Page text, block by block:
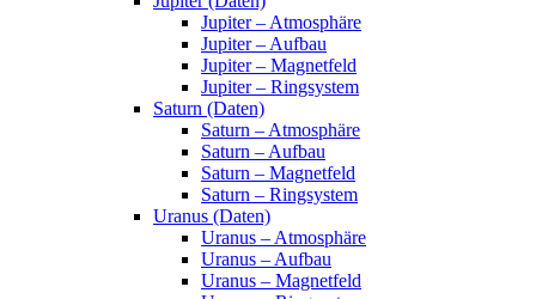
Jupiter – Atmosphäre
Jupiter – Aufbau
Jupiter – Magnetfeld
Jupiter – Ringsystem
Saturn (Daten)
Saturn – Atmosphäre
Saturn – Aufbau
Saturn – Magnetfeld
Saturn – Ringsystem
Uranus (Daten)
Uranus – Atmosphäre
Uranus – Aufbau
Uranus – Magnetfeld